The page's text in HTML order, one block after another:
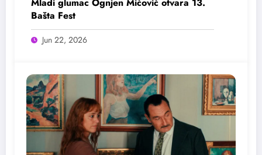
Bašta Fest
Jun 22, 2026